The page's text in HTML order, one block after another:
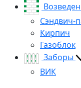
Сэндвич-
Кирпич
Газоблок
Заборы
ВИК